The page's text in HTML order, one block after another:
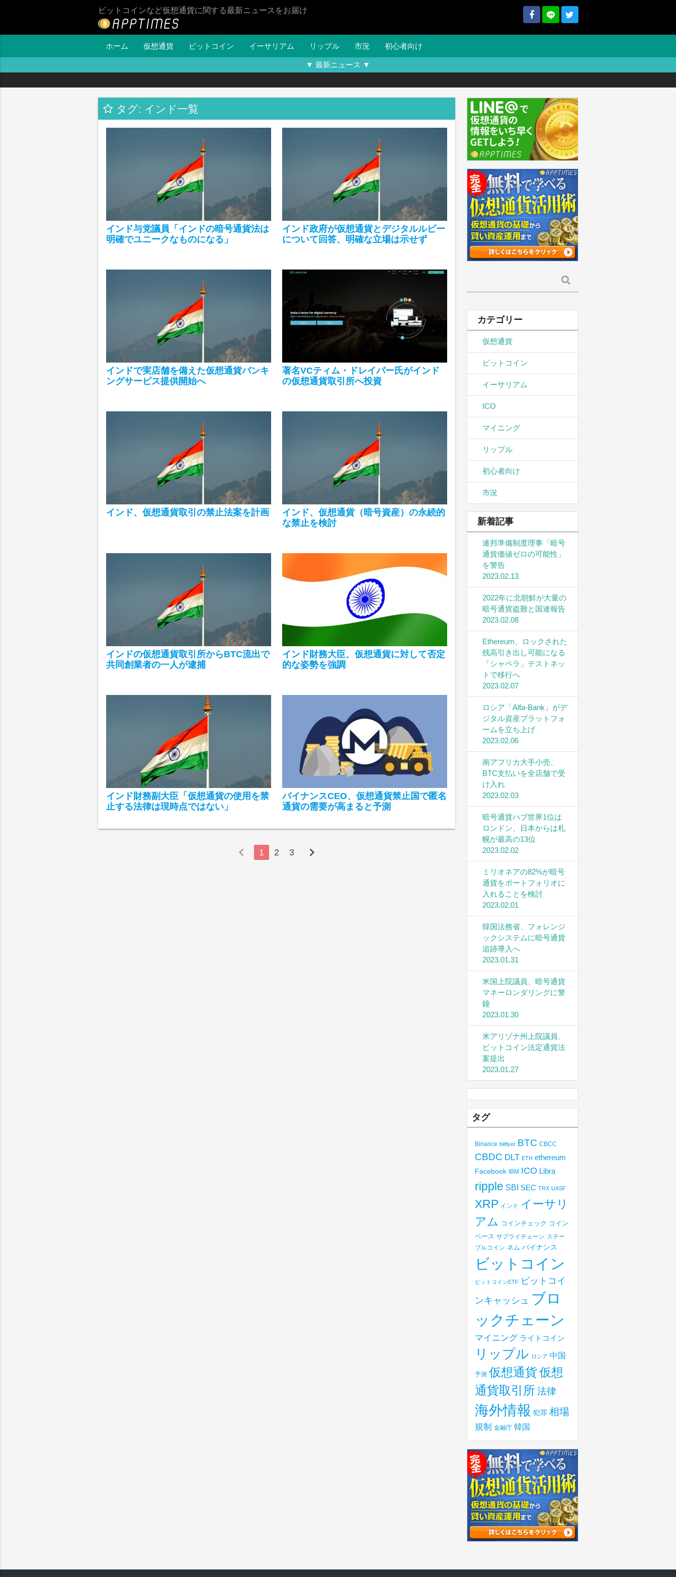
ビットコインなど仮想通貨に関する最新ニュースをお届け
ホーム 仮想通貨 ビットコイン イーサリアム リップル 市況 初心者向け
▼ 最新ニュース ▼
タグ: インド一覧
インド与党議員「インドの暗号通貨法は
明確でユニークなものになる」
インド政府が仮想通貨とデジタルルピー
について回答、明確な立場は示せず
インドで実店舗を備えた仮想通貨バンキ
ングサービス提供開始へ
著名VCティム・ドレイパー氏がインド
の仮想通貨取引所へ投資
インド、仮想通貨取引の禁止法案を計画
インド、仮想通貨（暗号資産）の永続的
な禁止を検討
インドの仮想通貨取引所からBTC流出で
共同創業者の一人が逮捕
インド財務大臣、仮想通貨に対して否定
的な姿勢を強調
インド財務副大臣「仮想通貨の使用を禁
止する法律は現時点ではない」
バイナンスCEO、仮想通貨禁止国で匿名
通貨の需要が高まると予測
chevron_left 1 2 3 chevron_right
索:
カテゴリー
仮想通貨
ビットコイン
イーサリアム
ICO
マイニング
リップル
初心者向け
市況
新着記事
連邦準備制度理事「暗号
通貨価値ゼロの可能性」
を警告
2023.02.13
2022年に北朝鮮が大量の
暗号通貨盗難と国連報告
2023.02.08
Ethereum、ロックされた
残高引き出し可能になる
「シャペラ」テストネッ
トで移行へ
2023.02.07
ロシア「Alfa-Bank」がデ
ジタル資産プラットフォ
ームを立ち上げ
2023.02.06
南アフリカ大手小売、
BTC支払いを全店舗で受
け入れ
2023.02.03
暗号通貨ハブ世界1位は
ロンドン、日本からは札
幌が最高の13位
2023.02.02
ミリオネアの82%が暗号
通貨をポートフォリオに
入れることを検討
2023.02.01
韓国法務省、フォレンジ
ックシステムに暗号通貨
追跡導入へ
2023.01.31
米国上院議員、暗号通貨
マネーロンダリングに警
鐘
2023.01.30
米アリゾナ州上院議員、
ビットコイン法定通貨法
案提出
2023.01.27
タグ
Binance bitflyer BTC CBCC
CBDC DLT ETH ethereum
Facebook IBM ICO Libra
ripple SBI SEC TRX UASF
XRP インド イーサリ
アム コインチェック コイン
ベース サプライチェーン ステー
ブルコイン ネム バイナンス
ビットコイン
ビットコインETF
ビットコイ
ンキャッシュ ブロ
ックチェーン
マイニング ライトコイン
リップル ロシア 中国
予測 仮想通貨仮想
通貨取引所 法律
海外情報 犯罪 相場
規制 金融庁 韓国